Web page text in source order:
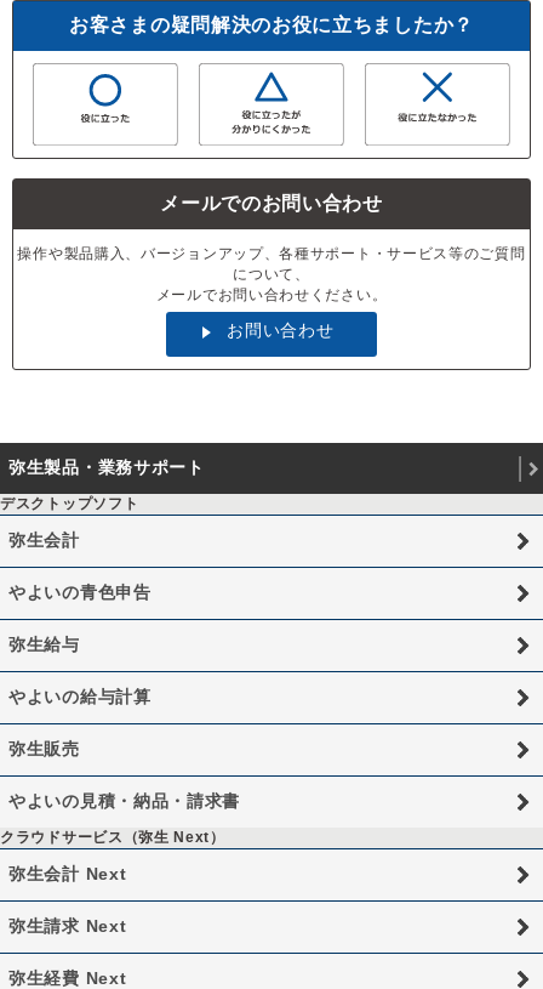
お客さまの疑問解決のお役に立ちましたか？
メールでのお問い合わせ
操作や製品購入、バージョンアップ、各種サポート・サービス等のご質問
について、
メールでお問い合わせください。
お問い合わせ
弥生製品・業務サポート
デスクトップソフト
弥生会計
やよいの青色申告
弥生給与
やよいの給与計算
弥生販売
やよいの見積・納品・請求書
クラウドサービス（弥生 Next）
弥生会計 Next
弥生請求 Next
弥生経費 Next